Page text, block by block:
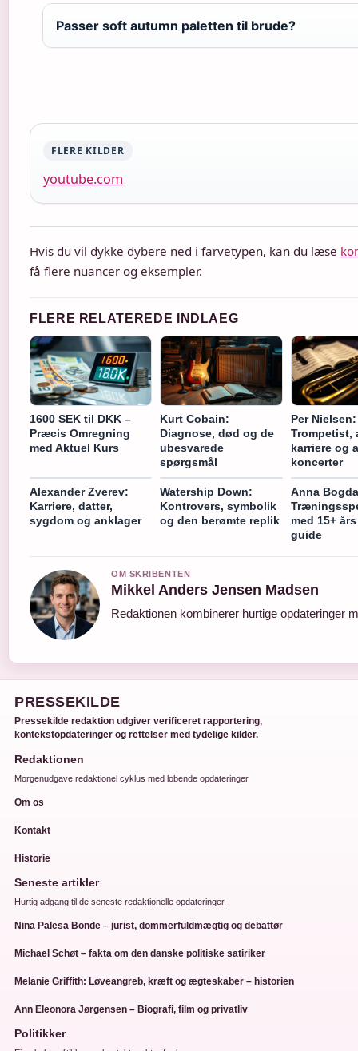
Passer soft autumn paletten til brude?
FLERE KILDER
youtube.com
Hvis du vil dykke dybere ned i farvetypen, kan du læse
få flere nuancer og eksempler.
FLERE RELATEREDE INDLAEG
1600 SEK til DKK –
Præcis Omregning
med Aktuel Kurs
Kurt Cobain:
Diagnose, død og de
ubesvarede
spørgsmål
Per Nielsen:
Trompetist,
karriere og
koncerter
Alexander Zverev:
Karriere, datter,
sygdom og anklager
Watership Down:
Kontrovers, symbolik
og den berømte replik
Anna
med 15+
guide
OM SKRIBENTEN
Mikkel Anders Jensen Madsen
Redaktionen kombinerer hurtige opdateringer
PRESSEKILDE
Pressekilde redaktion udgiver verificeret rapportering,
kontekstopdateringer og rettelser med tydelige kilder.
Redaktionen
Morgenudgave redaktionel cyklus med lobende opdateringer.
Om os
Kontakt
Historie
Seneste artikler
Hurtig adgang til de seneste redaktionelle opdateringer.
Nina Palesa Bonde – jurist, dommerfuldmægtig og debattør
Michael Schøt – fakta om den danske politiske satiriker
Melanie Griffith: Løveangreb, kræft og ægteskaber – historien
Ann Eleonora Jørgensen – Biografi, film og privatliv
Politikker